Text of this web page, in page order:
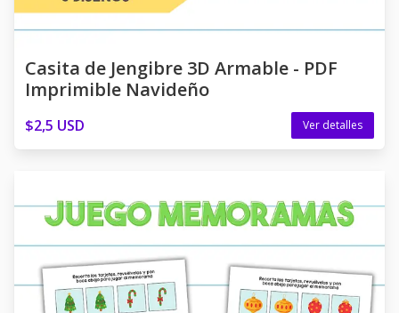
Casita de Jengibre 3D Armable - PDF
Imprimible Navideño
$2,5 USD Ver detalles